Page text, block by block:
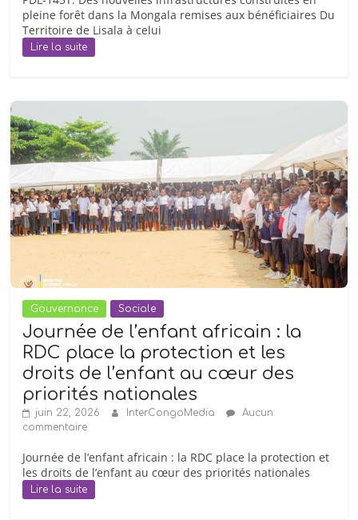
est
propriétaire
Directeur
général.
ICM
est
des
projets
de
l’Agence
presse
Syfia
Grands
Lacs/RD
Congo
dont
Bwiti
Lumisa
fut
pleine forêt dans la Mongala remises aux bénéficiaires Du
Territoire de Lisala à celui
Lire la suite
Gouvernance Sociale
Journée de l’enfant africain : la
RDC place la protection et les
droits de l’enfant au cœur des
priorités nationales
juin 22, 2026 InterCongoMedia
Aucun
commentaire
Journée de l’enfant africain : la RDC place la protection et
les droits de l’enfant au cœur des priorités nationales
Lire la suite